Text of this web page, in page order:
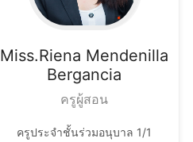
Miss.Riena Mendenilla
Bergancia
ครูผู้สอน
ครูประจำชั้นร่วมอนุบาล 1/1